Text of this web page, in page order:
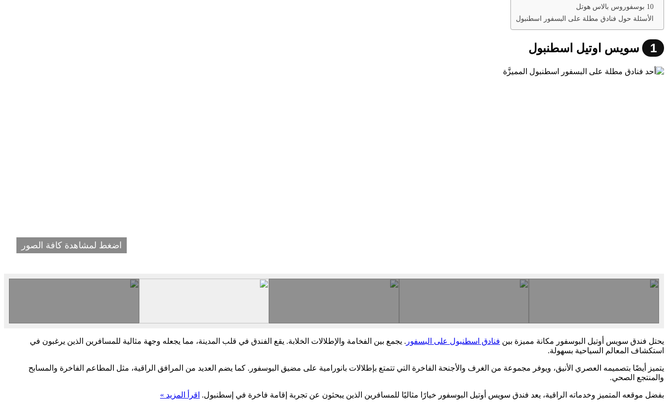
10 بوسفوروس بالاس هوتل
الأسئلة حول فنادق مطلة على البسفور اسطنبول
1 سويس اوتيل اسطنبول
اضغط لمشاهدة كافة الصور
يحتل فندق سويس أوتيل البوسفور مكانة مميزة بين فنادق اسطنبول على البسفور . يجمع بين الفخامة والإطلالات الخلابة. يقع الفندق في قلب المدينة، مما يجعله وجهة مثالية للمسافرين الذين يرغبون في
استكشاف المعالم السياحية بسهولة.
يتميز أيضًا بتصميمه العصري الأنيق، ويوفر مجموعة من الغرف والأجنحة الفاخرة التي تتمتع بإطلالات بانورامية على مضيق البوسفور. كما يضم العديد من المرافق الراقية، مثل المطاعم الفاخرة والمسابح
والمنتجع الصحي.
بفضل موقعه المتميز وخدماته الراقية، يعد فندق سويس أوتيل البوسفور خيارًا مثاليًا للمسافرين الذين يبحثون عن تجربة إقامة فاخرة في إسطنبول. اقرأ المزيد »